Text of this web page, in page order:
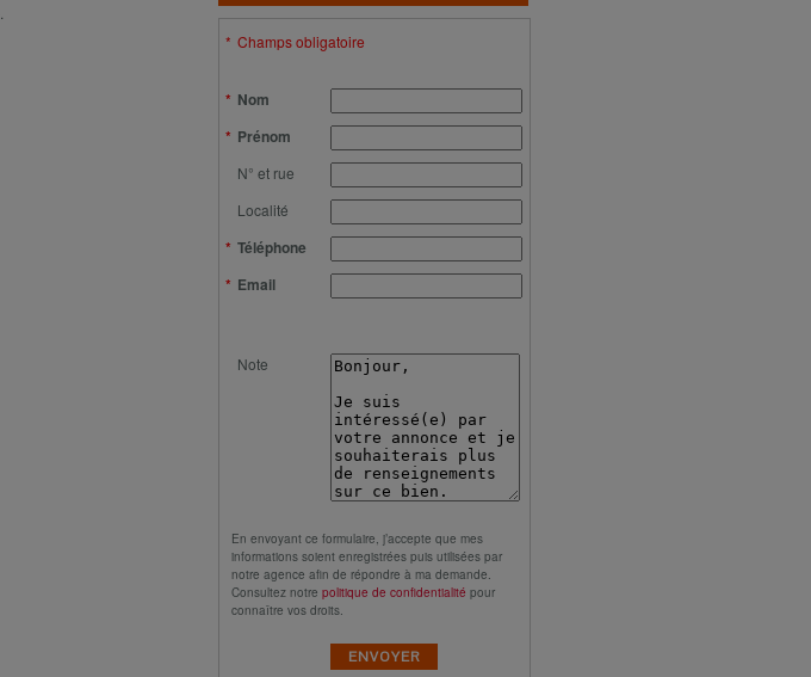
Champs obligatoire
Nom
Prénom
N° et rue
Localité
Téléphone
Email
Note
En envoyant ce formulaire, j’accepte que mes
informations soient enregistrées puis utilisées par
notre agence afin de répondre à ma demande.
Consultez notre politique de confidentialité pour
connaître vos droits.